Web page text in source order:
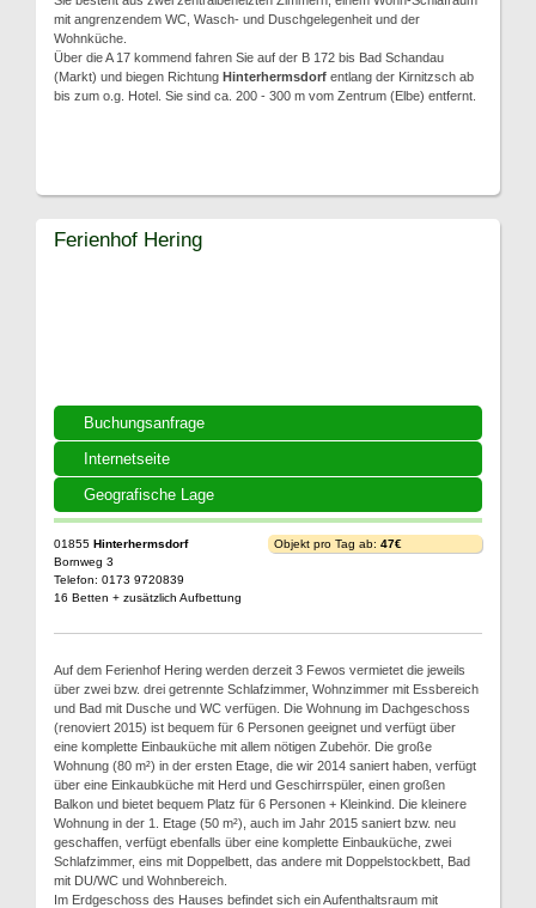
mit angrenzendem WC, Wasch- und Duschgelegenheit und der
Wohnküche.
Über die A 17 kommend fahren Sie auf der B 172 bis Bad Schandau
(Markt) und biegen Richtung Hinterhermsdorf entlang der Kirnitzsch ab
bis zum o.g. Hotel. Sie sind ca. 200 - 300 m vom Zentrum (Elbe) entfernt.
Buchungsanfrage
Internetseite
Geografische Lage
Ferienhof Hering
01855 Hinterhermsdorf
Bornweg 3
Telefon: 0173 9720839
16 Betten + zusätzlich Aufbettung
Objekt pro Tag ab: 47€
Auf dem Ferienhof Hering werden derzeit 3 Fewos vermietet die jeweils
über zwei bzw. drei getrennte Schlafzimmer, Wohnzimmer mit Essbereich
und Bad mit Dusche und WC verfügen. Die Wohnung im Dachgeschoss
(renoviert 2015) ist bequem für 6 Personen geeignet und verfügt über
eine komplette Einbauküche mit allem nötigen Zubehör. Die große
Wohnung (80 m²) in der ersten Etage, die wir 2014 saniert haben, verfügt
über eine Einkaubküche mit Herd und Geschirrspüler, einen großen
Balkon und bietet bequem Platz für 6 Personen + Kleinkind. Die kleinere
Wohnung in der 1. Etage (50 m²), auch im Jahr 2015 saniert bzw. neu
geschaffen, verfügt ebenfalls über eine komplette Einbauküche, zwei
Schlafzimmer, eins mit Doppelbett, das andere mit Doppelstockbett, Bad
mit DU/WC und Wohnbereich.
Im Erdgeschoss des Hauses befindet sich ein Aufenthaltsraum mit